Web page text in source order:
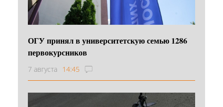
ОГУ принял в университетскую семью 1286
первокурсников
7 августа 14:45